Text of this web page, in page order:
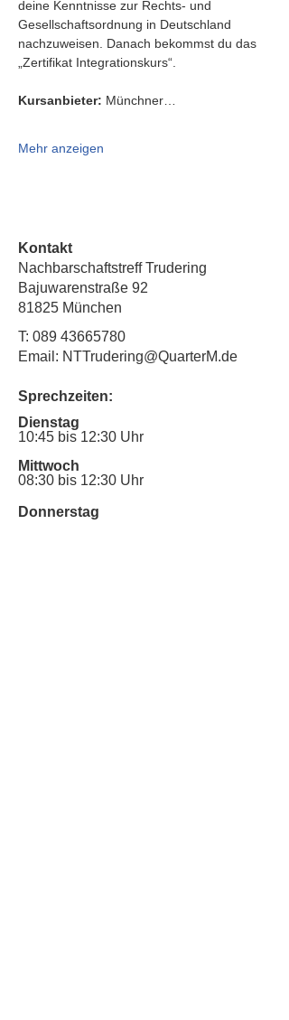
deine Kenntnisse zur Rechts- und
Gesellschaftsordnung in Deutschland
nachzuweisen. Danach bekommst du das
„Zertifikat Integrationskurs“.
Kursanbieter: Münchner…
Mehr anzeigen
Kontakt
Nachbarschaftstreff Trudering
Bajuwarenstraße 92
81825 München
T: 089 43665780
Email: NTTrudering@QuarterM.de
Sprechzeiten:
Dienstag
10:45 bis 12:30 Uhr
Mittwoch
08:30 bis 12:30 Uhr
Donnerstag